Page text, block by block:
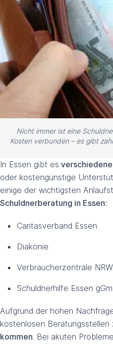
Nicht immer ist eine
Kosten verbunden – es gibt
In Essen gibt es
oder kostengünstige
einige der wichtigsten
Schuldnerberatung in Essen:
Caritasverband Essen
Diakonie
Verbraucherzentrale NRW
Schuldnerhilfe Essen
Aufgrund der hohen
kostenlosen Beratungsstellen
kommen. Bei akuten